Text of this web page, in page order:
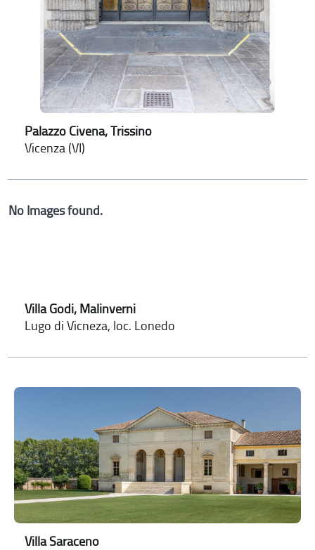
Palazzo Civena, Trissino
Vicenza (VI)
No Images found.
Villa Godi, Malinverni
Lugo di Vicneza, loc. Lonedo
Villa Saraceno